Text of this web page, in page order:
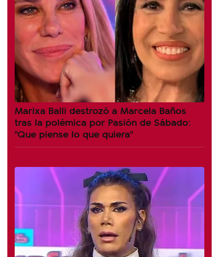
Marixa Balli destrozó a Marcela Baños
tras la polémica por Pasión de Sábado:
"Que piense lo que quiera"